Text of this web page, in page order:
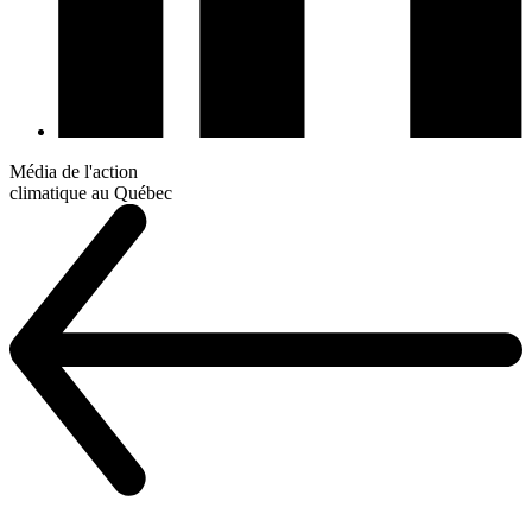
Média de l'action
climatique au Québec